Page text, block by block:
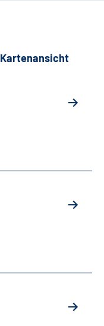
Kartenansicht